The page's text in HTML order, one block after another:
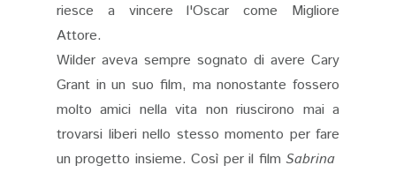
riesce a vincere l'Oscar come Migliore
Attore.
Wilder aveva sempre sognato di avere Cary
Grant in un suo film, ma nonostante fossero
molto amici nella vita non riuscirono mai a
trovarsi liberi nello stesso momento per fare
un progetto insieme. Così per il film Sabrina